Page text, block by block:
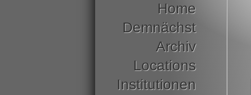
Home
Demnächst
Archiv
Locations
Institutionen